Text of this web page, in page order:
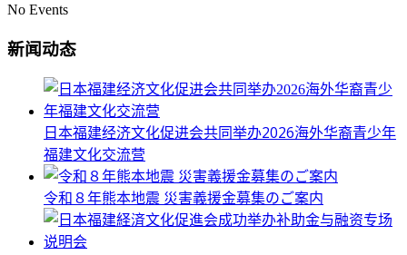
No Events
新闻动态
日本福建经济文化促进会共同举办2026海外华裔青少年
福建文化交流营
令和８年熊本地震 災害義援金募集のご案内